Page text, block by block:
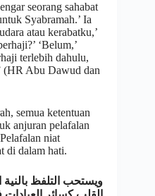
seorang sahabat
Syabramah.’ Ia
atau kerabatku,’
‘Belum,’
terlebih dahulu,
(HR Abu Dawud dan
semua ketentuan
anjuran pelafalan
niat
di dalam hati.
ويستحب التلفظ بالنية